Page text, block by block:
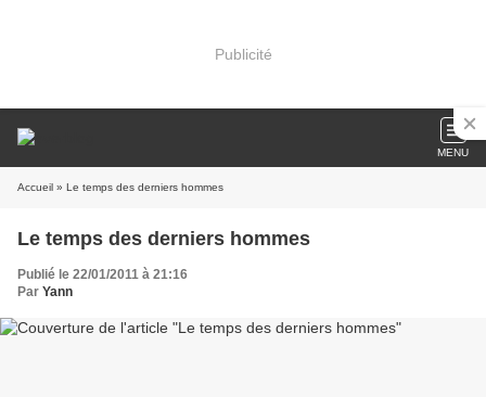
Publicité
MENU
Accueil » Le temps des derniers hommes
Le temps des derniers hommes
Publié le 22/01/2011 à 21:16
Par Yann